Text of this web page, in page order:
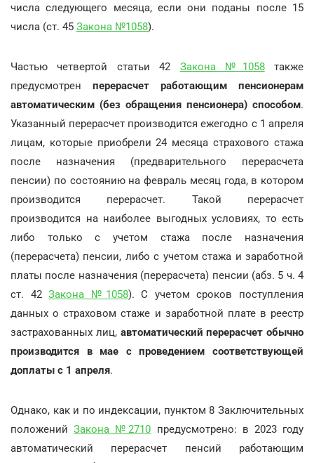
числа следующего месяца, если они поданы после 15
числа (ст. 45 Закона №1058).
Частью четвертой статьи 42 Закона №1058также
предусмотрен перерасчет работающим пенсионерам
автоматическим (без обращения пенсионера) способом.
Указанный перерасчет производится ежегодно с 1 апреля
лицам, которые приобрели 24 месяца страхового стажа
после назначения (предварительного перерасчета
пенсии) по состоянию на февраль месяц года, в котором
производится перерасчет. Такой перерасчет
производится на наиболее выгодных условиях, то есть
либо только с учетом стажа после назначения
(перерасчета) пенсии, либо с учетом стажа и заработной
платы после назначения (перерасчета) пенсии (абз. 5 ч. 4
ст. 42Закона №1058). С учетом сроков поступления
данных о страховом стаже и заработной плате в реестр
застрахованных лиц, автоматический перерасчет обычно
производится в мае с проведением соответствующей
доплаты с 1 апреля.
Однако, как и по индексации, пунктом 8 Заключительных
положенийЗакона №2710 предусмотрено: в 2023 году
автоматический перерасчет пенсий работающим